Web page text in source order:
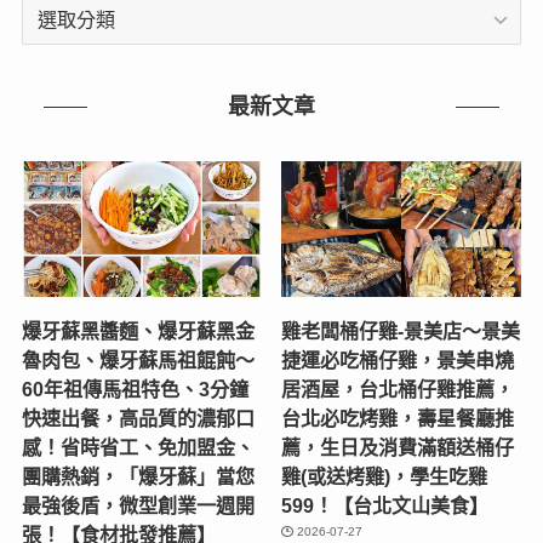
文
最新文章
爆牙蘇黑醬麵、爆牙蘇黑金
魯肉包、爆牙蘇馬祖餛飩～
60年祖傳馬祖特色、3分鐘
快速出餐，高品質的濃郁口
感！省時省工、免加盟金、
團購熱銷，「爆牙蘇」當您
最強後盾，微型創業一週開
張！【食材批發推薦】
雞老闆桶仔雞-景美店〜景美
捷運必吃桶仔雞，景美串燒
居酒屋，台北桶仔雞推薦，
台北必吃烤雞，壽星餐廳推
薦，生日及消費滿額送桶仔
雞(或送烤雞)，學生吃雞
599！【台北文山美食】
2026-07-27